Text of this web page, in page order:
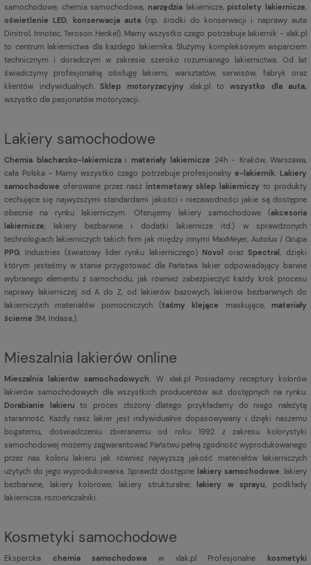
samochodowe, chemia samochodowa, narzędzia lakiernicze,pistolety lakiernicze,
oświetlenie LED, konserwacja auta(np. środki do konserwacji i naprawy auta
Dinitrol, Innotec, Teroson Henkel). Mamy wszystko czego potrzebuje lakiernik - xlak.pl
to centrum lakiernictwa dla każdego lakiernika. Służymy kompleksowym wsparciem
technicznym i doradczym w zakresie szeroko rozumianego lakiernictwa. Od lat
świadczymy profesjonalną obsługę lakierni, warsztatów, serwisów, fabryk oraz
klientów indywidualnych. Sklep motoryzacyjny xlak.pl to wszystko dla auta,
wszystko dla pasjonatów motoryzacji.
Lakiery samochodowe
Chemia blacharsko-lakierniczai materiały lakiernicze 24h - Kraków, Warszawa,
cała Polska - Mamy wszystko czego potrzebuje profesjonalnye-lakiernik. Lakiery
samochodowe oferowane przez nasz internetowy sklep lakierniczy to produkty
cechujące się najwyższymi standardami jakości i niezawodności jakie są dostępne
obecnie na rynku lakierniczym. Oferujemy lakiery samochodowe (akcesoria
lakiernicze, lakiery bezbarwne i dodatki lakiernicze itd.) w sprawdzonych
technologiach lakierniczych takich firm jak między innymi MaxMeyer, Autolux / Grupa
PPG Industries (światowy lider rynku lakierniczego) Novol orazSpectral, dzięki
którym jesteśmy w stanie przygotować dla Państwa lakier odpowiadający barwie
wybranego elementu z samochodu, jak również zabezpieczyć każdy krok procesu
naprawy lakierniczej od A do Z, od lakierów bazowych, lakierów bezbarwnych do
lakierniczych materiałów pomocniczych (taśmy klejące maskujące,materiały
ścierne 3M, Indasa,).
Mieszalnia lakierów online
Mieszalnia lakierów samochodowych. W xlak.pl Posiadamy receptury kolorów
lakierów samochodowych dla wszystkich producentów aut dostępnych na rynku.
Dorabianie lakieru to proces złożony dlatego przykładamy do niego należytą
staranność. Każdy nasz lakier jest indywidualnie dopasowywany i dzięki naszemu
bogatemu, doświadczeniu zbieranemu od roku 1992 z zakresu kolorystyki
samochodowej możemy zagwarantować Państwu pełną zgodność wyprodukowanego
przez nas koloru lakieru jak również najwyższą jakość materiałów lakierniczych
użytych do jego wyprodukowania. Sprawdź dostępne lakiery samochodowe: lakiery
bezbarwne, lakiery kolorowe, lakiery strukturalne,
lakiery w sprayu, podkłady
lakiernicze, rozcieńczalniki.
Kosmetyki samochodowe
Ekspercka chemia samochodowa w xlak.pl Profesjonalne
kosmetyki